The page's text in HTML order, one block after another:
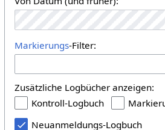
Markierungs-Filter:
Zusätzliche Logbücher anzeigen:
Kontroll-Logbuch
Neuanmeldungs-Logbuch